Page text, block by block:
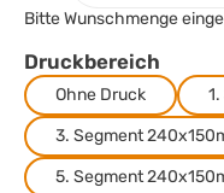
Bitte Wunschmenge
Druckbereich
Ohne Druck
3. Segment
5. Segment